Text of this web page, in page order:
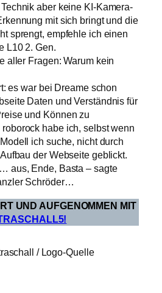
aber keine KI-Kamera-
mit sich bringt und die
sprengt, empfehle ich einen
L10 2. Gen.
aller Fragen: Warum kein
es war bei Dreame schon
Daten und Verständnis für
und Können zu
habe ich, selbst wenn
ich suche, nicht durch
der Webseite geblickt.
aus, Ende, Basta – sagte
Schröder…
UND AUFGENOMMEN MIT